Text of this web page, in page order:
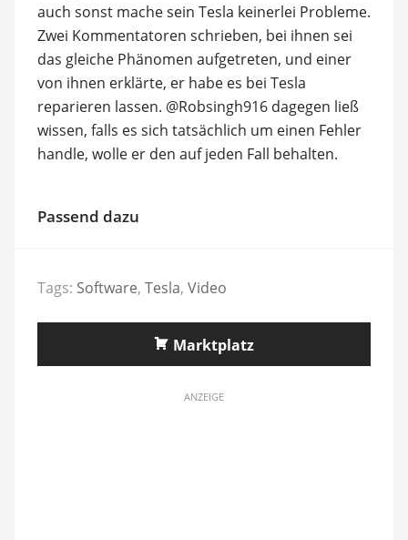
auch sonst mache sein Tesla keinerlei Probleme.
Zwei Kommentatoren schrieben, bei ihnen sei
das gleiche Phänomen aufgetreten, und einer
von ihnen erklärte, er habe es bei Tesla
reparieren lassen. @Robsingh916 dagegen ließ
wissen, falls es sich tatsächlich um einen Fehler
handle, wolle er den auf jeden Fall behalten.
Passend dazu
Tags: Software, Tesla, Video
Marktplatz
ANZEIGE